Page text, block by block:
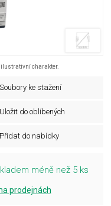
ilustrativní charakter.
Soubory ke stažení
Uložit do oblíbených
Přidat do nabídky
méně než 5 ks
prodejnách